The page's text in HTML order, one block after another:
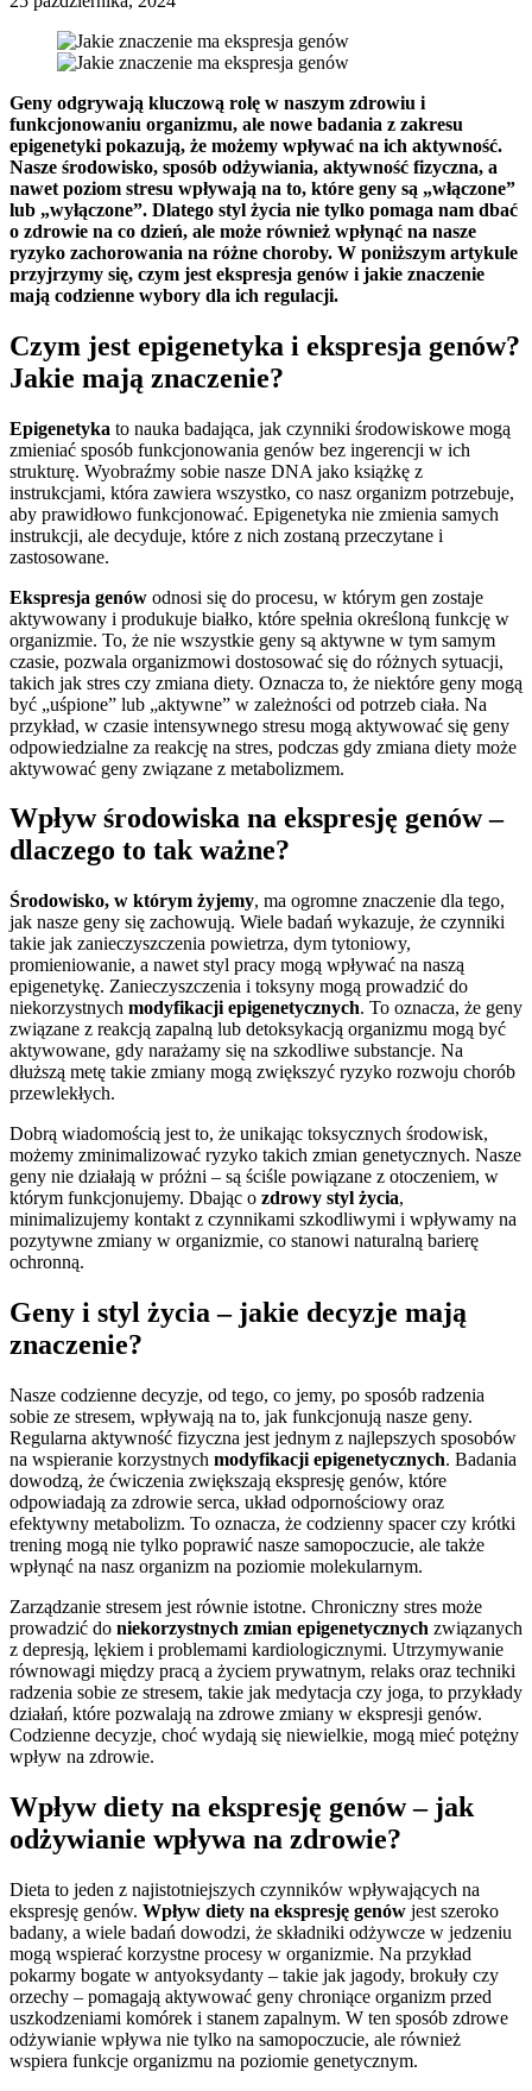
Geny odgrywają kluczową rolę w naszym zdrowiu i
funkcjonowaniu organizmu, ale nowe badania z zakresu
epigenetyki pokazują, że możemy wpływać na ich aktywność.
Nasze środowisko, sposób odżywiania, aktywność fizyczna, a
nawet poziom stresu wpływają na to, które geny są „włączone”
lub „wyłączone”. Dlatego styl życia nie tylko pomaga nam dbać
o zdrowie na co dzień, ale może również wpłynąć na nasze
ryzyko zachorowania na różne choroby. W poniższym artykule
przyjrzymy się, czym jest ekspresja genów i jakie znaczenie
mają codzienne wybory dla ich regulacji.
Czym jest epigenetyka i ekspresja genów?
Jakie mają znaczenie?
Epigenetyka to nauka badająca, jak czynniki środowiskowe mogą
zmieniać sposób funkcjonowania genów bez ingerencji w ich
strukturę. Wyobraźmy sobie nasze DNA jako książkę z
instrukcjami, która zawiera wszystko, co nasz organizm potrzebuje,
aby prawidłowo funkcjonować. Epigenetyka nie zmienia samych
instrukcji, ale decyduje, które z nich zostaną przeczytane i
zastosowane.
Ekspresja genów odnosi się do procesu, w którym gen zostaje
aktywowany i produkuje białko, które spełnia określoną funkcję w
organizmie. To, że nie wszystkie geny są aktywne w tym samym
czasie, pozwala organizmowi dostosować się do różnych sytuacji,
takich jak stres czy zmiana diety. Oznacza to, że niektóre geny mogą
być „uśpione” lub „aktywne” w zależności od potrzeb ciała. Na
przykład, w czasie intensywnego stresu mogą aktywować się geny
odpowiedzialne za reakcję na stres, podczas gdy zmiana diety może
aktywować geny związane z metabolizmem.
Wpływ środowiska na ekspresję genów –
dlaczego to tak ważne?
Środowisko, w którym żyjemy, ma ogromne znaczenie dla tego,
jak nasze geny się zachowują. Wiele badań wykazuje, że czynniki
takie jak zanieczyszczenia powietrza, dym tytoniowy,
promieniowanie, a nawet styl pracy mogą wpływać na naszą
epigenetykę. Zanieczyszczenia i toksyny mogą prowadzić do
niekorzystnych modyfikacji epigenetycznych. To oznacza, że geny
związane z reakcją zapalną lub detoksykacją organizmu mogą być
aktywowane, gdy narażamy się na szkodliwe substancje. Na
dłuższą metę takie zmiany mogą zwiększyć ryzyko rozwoju chorób
przewlekłych.
Dobrą wiadomością jest to, że unikając toksycznych środowisk,
możemy zminimalizować ryzyko takich zmian genetycznych. Nasze
geny nie działają w próżni – są ściśle powiązane z otoczeniem, w
którym funkcjonujemy. Dbając o zdrowy styl życia,
minimalizujemy kontakt z czynnikami szkodliwymi i wpływamy na
pozytywne zmiany w organizmie, co stanowi naturalną barierę
ochronną.
Geny i styl życia – jakie decyzje mają
znaczenie?
Nasze codzienne decyzje, od tego, co jemy, po sposób radzenia
sobie ze stresem, wpływają na to, jak funkcjonują nasze geny.
Regularna aktywność fizyczna jest jednym z najlepszych sposobów
na wspieranie korzystnych modyfikacji epigenetycznych. Badania
dowodzą, że ćwiczenia zwiększają ekspresję genów, które
odpowiadają za zdrowie serca, układ odpornościowy oraz
efektywny metabolizm. To oznacza, że codzienny spacer czy krótki
trening mogą nie tylko poprawić nasze samopoczucie, ale także
wpłynąć na nasz organizm na poziomie molekularnym.
Zarządzanie stresem jest równie istotne. Chroniczny stres może
prowadzić do niekorzystnych zmian epigenetycznych związanych
z depresją, lękiem i problemami kardiologicznymi. Utrzymywanie
równowagi między pracą a życiem prywatnym, relaks oraz techniki
radzenia sobie ze stresem, takie jak medytacja czy joga, to przykłady
działań, które pozwalają na zdrowe zmiany w ekspresji genów.
Codzienne decyzje, choć wydają się niewielkie, mogą mieć potężny
wpływ na zdrowie.
Wpływ diety na ekspresję genów – jak
odżywianie wpływa na zdrowie?
Dieta to jeden z najistotniejszych czynników wpływających na
ekspresję genów. Wpływ diety na ekspresję genów jest szeroko
badany, a wiele badań dowodzi, że składniki odżywcze w jedzeniu
mogą wspierać korzystne procesy w organizmie. Na przykład
pokarmy bogate w antyoksydanty – takie jak jagody, brokuły czy
orzechy – pomagają aktywować geny chroniące organizm przed
uszkodzeniami komórek i stanem zapalnym. W ten sposób zdrowe
odżywianie wpływa nie tylko na samopoczucie, ale również
wspiera funkcje organizmu na poziomie genetycznym.